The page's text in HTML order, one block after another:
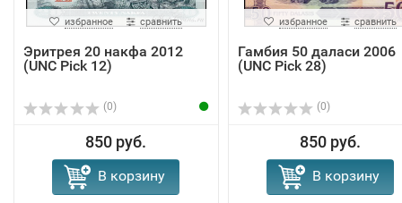
избранное сравнить
Эритрея 20 накфа 2012
(UNC Pick 12)
(0)
850 руб.
В корзину
избранное сравнить
Гамбия 50 даласи 2006
(UNC Pick 28)
(0)
850 руб.
В корзину